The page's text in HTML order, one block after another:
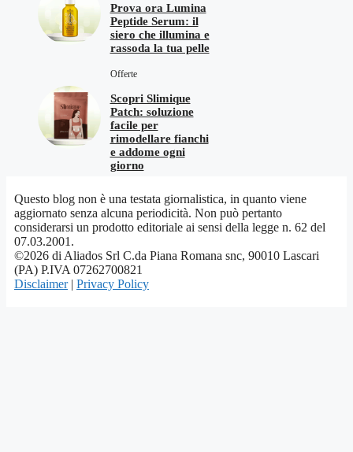
Prova ora Lumina
Peptide Serum: il
siero che illumina e
rassoda la tua pelle
Offerte
Scopri Slimique
Patch: soluzione
facile per
rimodellare fianchi
e addome ogni
giorno
Questo blog non è una testata giornalistica, in quanto viene
aggiornato senza alcuna periodicità. Non può pertanto
considerarsi un prodotto editoriale ai sensi della legge n. 62 del
07.03.2001.
©2026 di Aliados Srl C.da Piana Romana snc, 90010 Lascari
(PA) P.IVA 07262700821
Disclaimer| Privacy Policy